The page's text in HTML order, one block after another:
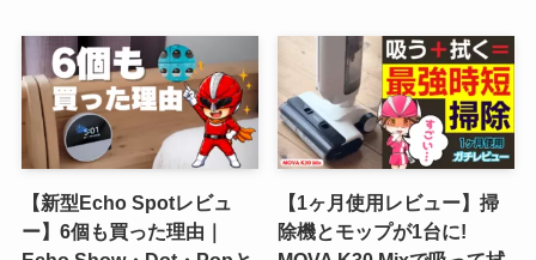
【新型Echo Spotレビュ
ー】6個も買った理由｜
【1ヶ月使用レビュー】掃
除機とモップが1台に!